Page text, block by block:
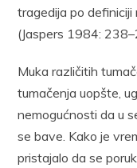
tragedija po
(Jaspers 1984:
Muka različitih
tumačenja uopšte,
nemogućnosti da u
se bave. Kako je
pristajalo da se